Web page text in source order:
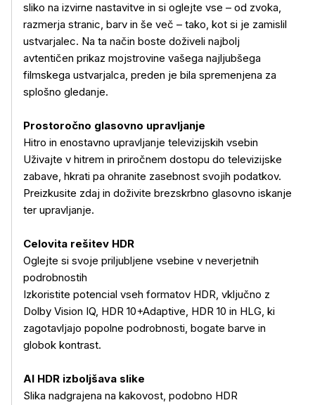
sliko na izvirne nastavitve in si oglejte vse – od zvoka,
razmerja stranic, barv in še več – tako, kot si je zamislil
ustvarjalec. Na ta način boste doživeli najbolj
avtentičen prikaz mojstrovine vašega najljubšega
filmskega ustvarjalca, preden je bila spremenjena za
splošno gledanje.
Prostoročno glasovno upravljanje
Hitro in enostavno upravljanje televizijskih vsebin
Uživajte v hitrem in priročnem dostopu do televizijske
zabave, hkrati pa ohranite zasebnost svojih podatkov.
Preizkusite zdaj in doživite brezskrbno glasovno iskanje
ter upravljanje.
Celovita rešitev HDR
Oglejte si svoje priljubljene vsebine v neverjetnih
podrobnostih
Izkoristite potencial vseh formatov HDR, vključno z
Dolby Vision IQ, HDR 10+Adaptive, HDR 10 in HLG, ki
zagotavljajo popolne podrobnosti, bogate barve in
globok kontrast.
AI HDR izboljšava slike
Slika nadgrajena na kakovost, podobno HDR